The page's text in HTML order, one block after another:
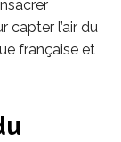
capter l’air du
française et